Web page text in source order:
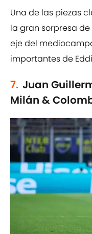
Una de las piezas
la gran sorpresa de
eje del
importantes de
7. Juan
Milán &